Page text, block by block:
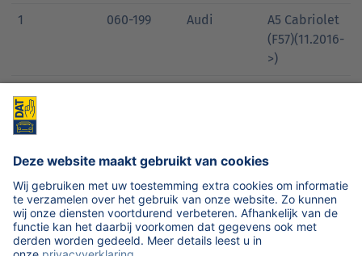
1 060-199 Audi
A5 Cabriolet
(F57)(11.2016-
>)
1 800-053 Skoda
Superb (3V3)
(03.2015->)
1 800-054 Skoda
Superb
Combi (3V5)